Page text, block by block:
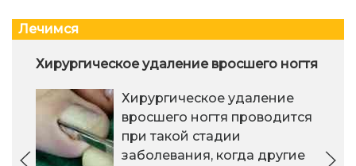
Лечимся
Хирургическое удаление вросшего ногтя
Хирургическое удаление
вросшего ногтя проводится
при такой стадии
заболевания, когда другие